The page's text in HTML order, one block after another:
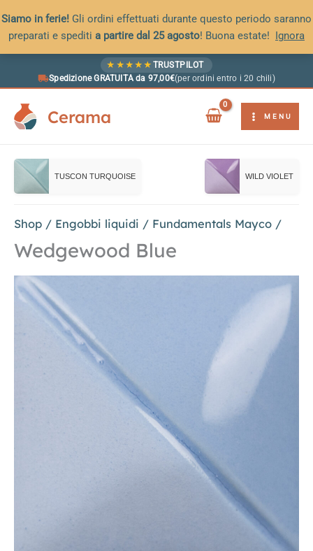
Siamo in ferie! Gli ordini effettuati durante questo periodo saranno
preparati e spediti a partire dal 25 agosto! Buona estate! Ignora
★ ★ ★ ★ ★ TRUSTPILOT
Spedizione GRATUITA da 97,00€(per ordini entro i 20 chili)
Cerama MENU
TUSCON TURQUOISE WILD VIOLET
Shop / Engobbi liquidi / Fundamentals Mayco /
Wedgewood Blue